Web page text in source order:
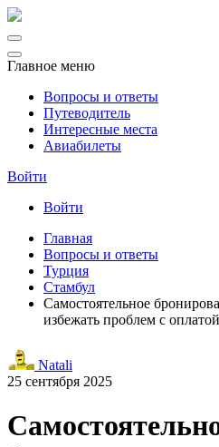
Главное меню
Вопросы и ответы
Путеводитель
Интересные места
Авиабилеты
Войти
Войти
Главная
Вопросы и ответы
Турция
Стамбул
Самостоятельное
избежать проблем с
Natali
25 сентября 2025